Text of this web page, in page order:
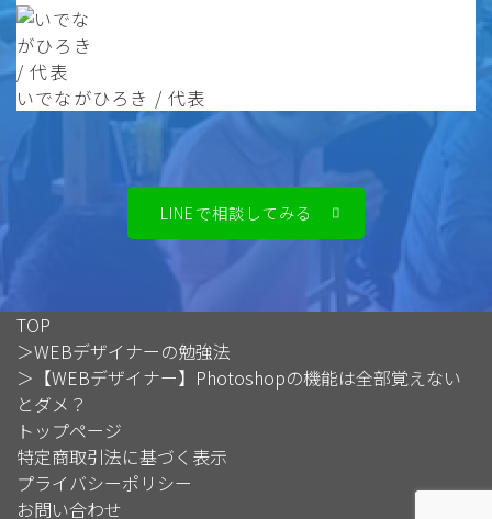
Follow Me
いでながひろき / 代表
LINEで相談してみる
TOP
＞WEBデザイナーの勉強法
＞ 【WEBデザイナー】Photoshopの機能は全部覚えない
とダメ？
トップページ
特定商取引法に基づく表示
プライバシーポリシー
お問い合わせ